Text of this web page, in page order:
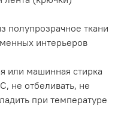
полупрозрачное ткани
интерьеров
или машинная стирка
не отбеливать, не
при температуре